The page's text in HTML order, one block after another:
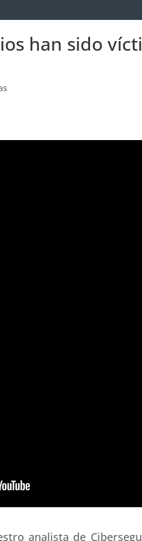
han sido
analista de